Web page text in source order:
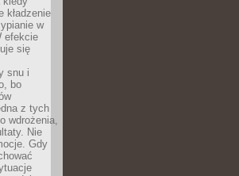
kładzenie
w
efekcie
się
snu i
bo
z tych
wdrożenia,
Nie
Gdy